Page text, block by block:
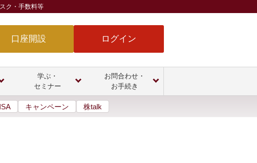
口座開設 ログイン
ク・手数料等
学ぶ・
セミナー
お問合わせ・
お手続き
キャンペーン 株talk